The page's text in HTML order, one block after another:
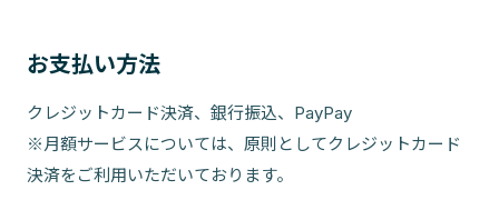
お支払い方法
クレジットカード決済、銀行振込、PayPay
※月額サービスについては、原則としてクレジットカード
決済をご利用いただいております。